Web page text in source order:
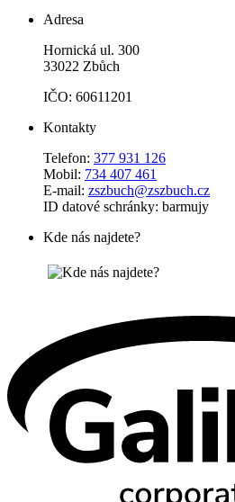
Adresa
Hornická ul. 300
33022 Zbůch
IČO: 60611201
Kontakty
Telefon: 377 931 126
Mobil: 734 407 461
E-mail: zszbuch@zszbuch.cz
ID datové schránky: barmujy
Kde nás najdete?